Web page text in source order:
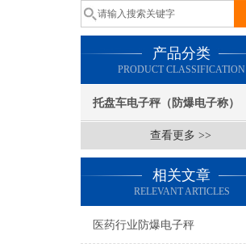
产品分类
PRODUCT CLASSIFICATION
托盘车电子秤（防爆电子称）
查看更多 >>
相关文章
RELEVANT ARTICLES
医药行业防爆电子秤